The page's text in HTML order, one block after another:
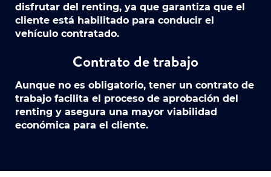
disfrutar del renting, ya que garantiza que el
cliente está habilitado para conducir el
vehículo contratado.
Contrato de trabajo
Aunque no es obligatorio, tener un contrato de
trabajo facilita el proceso de aprobación del
renting y asegura una mayor viabilidad
económica para el cliente.